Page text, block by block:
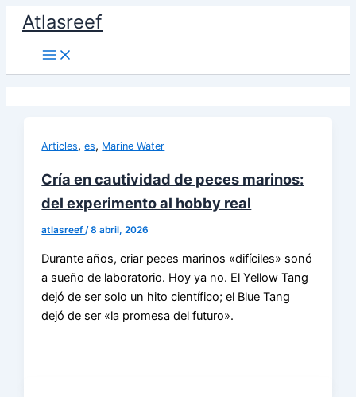
contenido
Atlasreef
Articles,es, Marine Water
Cría en cautividad de peces marinos:
del experimento al hobby real
atlasreef/8 abril, 2026
Durante años, criar peces marinos «difíciles» sonó
a sueño de laboratorio. Hoy ya no. El Yellow Tang
dejó de ser solo un hito científico; el Blue Tang
dejó de ser «la promesa del futuro».